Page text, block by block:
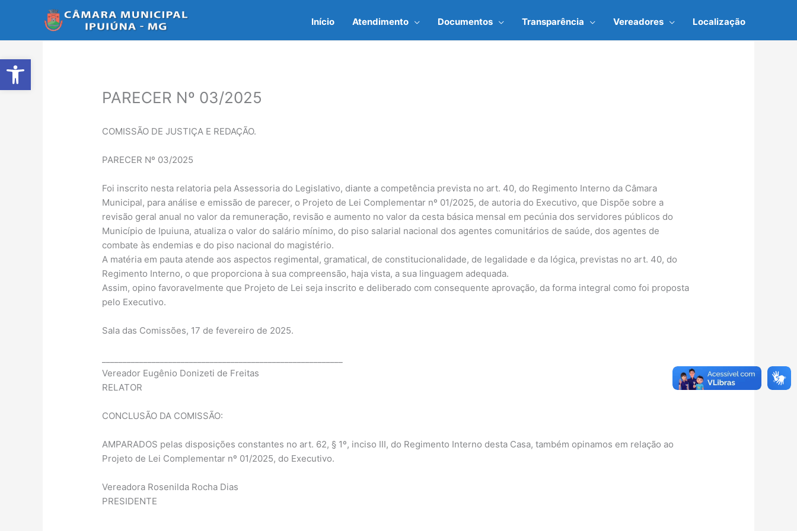
Abrir a barra de ferramentas
Início Atendimento Documentos Transparência Vereadores Localização
PARECER Nº 03/2025
COMISSÃO DE JUSTIÇA E REDAÇÃO.
PARECER Nº 03/2025
Foi inscrito nesta relatoria pela Assessoria do Legislativo, diante a competência prevista no art. 40, do Regimento Interno da Câmara
Municipal, para análise e emissão de parecer, o Projeto de Lei Complementar nº 01/2025, de autoria do Executivo, que Dispõe sobre a
revisão geral anual no valor da remuneração, revisão e aumento no valor da cesta básica mensal em pecúnia dos servidores públicos do
Município de Ipuiuna, atualiza o valor do salário mínimo, do piso salarial nacional dos agentes comunitários de saúde, dos agentes de
combate às endemias e do piso nacional do magistério.
A matéria em pauta atende aos aspectos regimental, gramatical, de constitucionalidade, de legalidade e da lógica, previstas no art. 40, do
Regimento Interno, o que proporciona à sua compreensão, haja vista, a sua linguagem adequada.
Assim, opino favoravelmente que Projeto de Lei seja inscrito e deliberado com consequente aprovação, da forma integral como foi proposta
pelo Executivo.
Sala das Comissões, 17 de fevereiro de 2025.
Vereador Eugênio Donizeti de Freitas
RELATOR
CONCLUSÃO DA COMISSÃO:
AMPARADOS pelas disposições constantes no art. 62, § 1º, inciso III, do Regimento Interno desta Casa, também opinamos em relação ao
Projeto de Lei Complementar nº 01/2025, do Executivo.
Vereadora Rosenilda Rocha Dias
PRESIDENTE